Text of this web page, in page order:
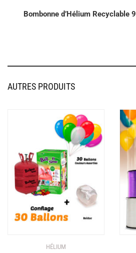
Bombonne d’Hélium Recyclable
AUTRES PRODUITS
HÉLIUM